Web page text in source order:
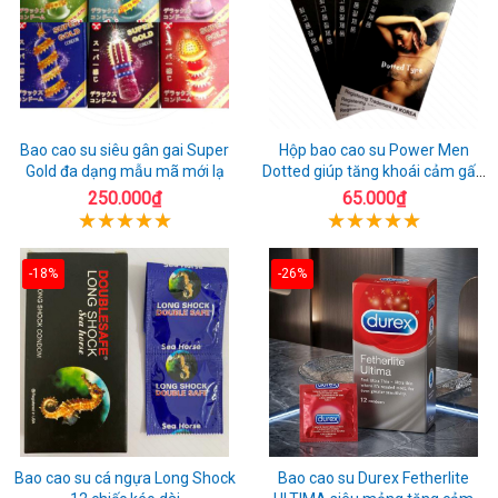
Bao cao su siêu gân gai Super
Gold đa dạng mẫu mã mới lạ
250.000₫
Hộp bao cao su Power Men
Dotted giúp tăng khoái cảm gấp
đôi
65.000₫
-18%
Bao cao su cá ngựa Long Shock
-26%
Bao cao su Durex Fetherlite